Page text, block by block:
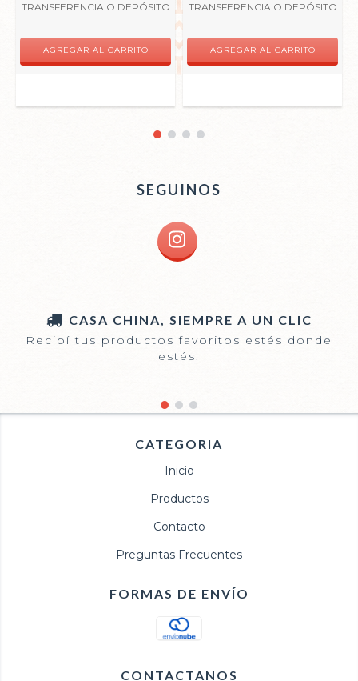
TRANSFERENCIA O DEPÓSITO
TRANSFERENCIA O DEPÓSITO
SEGUINOS
CASA CHINA, SIEMPRE A UN CLIC
Recibí tus productos favoritos estés donde
estés.
CATEGORIA
Inicio
Productos
Contacto
Preguntas Frecuentes
FORMAS DE ENVÍO
CONTACTANOS